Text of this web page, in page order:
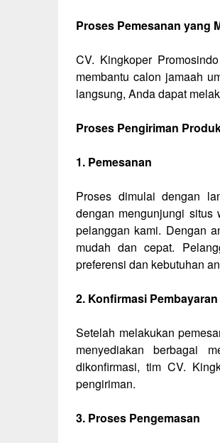
Proses Pemesanan yang
CV. Kingkoper
membantu calon jamaah
langsung, Anda dapat
Proses Pengiriman
1. Pemesanan
Proses dimulai dengan
dengan mengunjungi situs
pelanggan kami. Dengan
mudah dan cepat.
preferensi dan kebutuhan
2. Konfirmasi Pembayaran
Setelah melakukan
menyediakan berbagai
dikonfirmasi, tim CV.
pengiriman.
3. Proses Pengemasan